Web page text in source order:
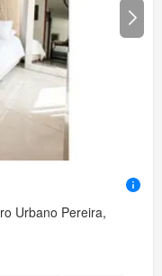
Urbano Pereira,